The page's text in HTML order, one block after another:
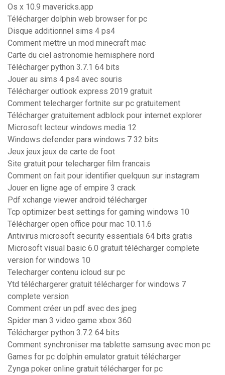
Os x 10.9 mavericks.app
Télécharger dolphin web browser for pc
Disque additionnel sims 4 ps4
Comment mettre un mod minecraft mac
Carte du ciel astronomie hemisphere nord
Télécharger python 3.7.1 64 bits
Jouer au sims 4 ps4 avec souris
Télécharger outlook express 2019 gratuit
Comment telecharger fortnite sur pc gratuitement
Télécharger gratuitement adblock pour internet explorer
Microsoft lecteur windows media 12
Windows defender para windows 7 32 bits
Jeux jeux jeux de carte de foot
Site gratuit pour telecharger film francais
Comment on fait pour identifier quelquun sur instagram
Jouer en ligne age of empire 3 crack
Pdf xchange viewer android télécharger
Tcp optimizer best settings for gaming windows 10
Télécharger open office pour mac 10.11.6
Antivirus microsoft security essentials 64 bits gratis
Microsoft visual basic 6.0 gratuit télécharger complete
version for windows 10
Telecharger contenu icloud sur pc
Ytd téléchargerer gratuit télécharger for windows 7
complete version
Comment créer un pdf avec des jpeg
Spider man 3 video game xbox 360
Télécharger python 3.7.2 64 bits
Comment synchroniser ma tablette samsung avec mon pc
Games for pc dolphin emulator gratuit télécharger
Zynga poker online gratuit télécharger for pc